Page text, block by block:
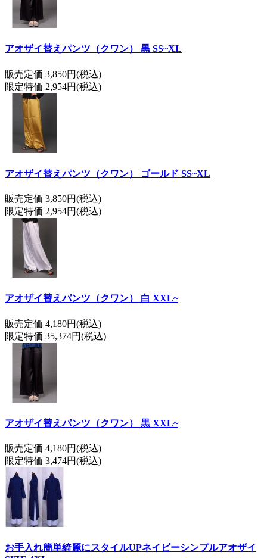
アオザイ替えパンツ（クワン） 黒 SS~XL
販売定価 3,850円(税込)
限定特価 2,954円(税込)
アオザイ替えパンツ（クワン） ゴールド SS~XL
販売定価 3,850円(税込)
限定特価 2,954円(税込)
アオザイ替えパンツ（クワン） 白 XXL~
販売定価 4,180円(税込)
限定特価 35,374円(税込)
アオザイ替えパンツ（クワン） 黒 XXL~
販売定価 4,180円(税込)
限定特価 3,474円(税込)
お手入れ簡単綺麗にスタイルUPネイビーシンプルアオザイ